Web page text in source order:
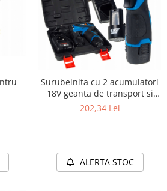
Surubelnita cu 2 acumulatori
18V geanta de transport si
incarcator
202,34 Lei
ALERTA STOC